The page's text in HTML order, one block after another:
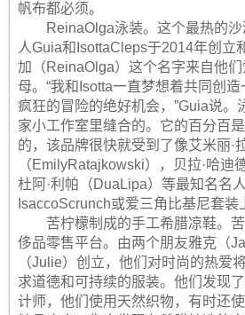
帆布都必须。
ReinaOlga泳装。这个最热的
人Guia和IsottaCleps于2014年创立
加（ReinaOlga）这个名字来自他
母。“我和Isotta一直梦想着共同创
疯狂的冒险的绝好机会，”Guia说。
家小工作室里缝合的。它的百分百
的，该品牌很快就受到了像艾米丽·
（EmilyRatajkowski），贝拉·哈迪
杜阿·利帕（DuaLipa）等最知名名
IsaccoScrunch或爱三角比基尼套装
苦柠檬制成的手工希腊凉鞋。
侈品零售平台。由两个朋友雅克（
（Julie）创立，他们对时尚的热爱
求道德和可持续的服装。他们发现
计师，他们使用天然织物，有时还